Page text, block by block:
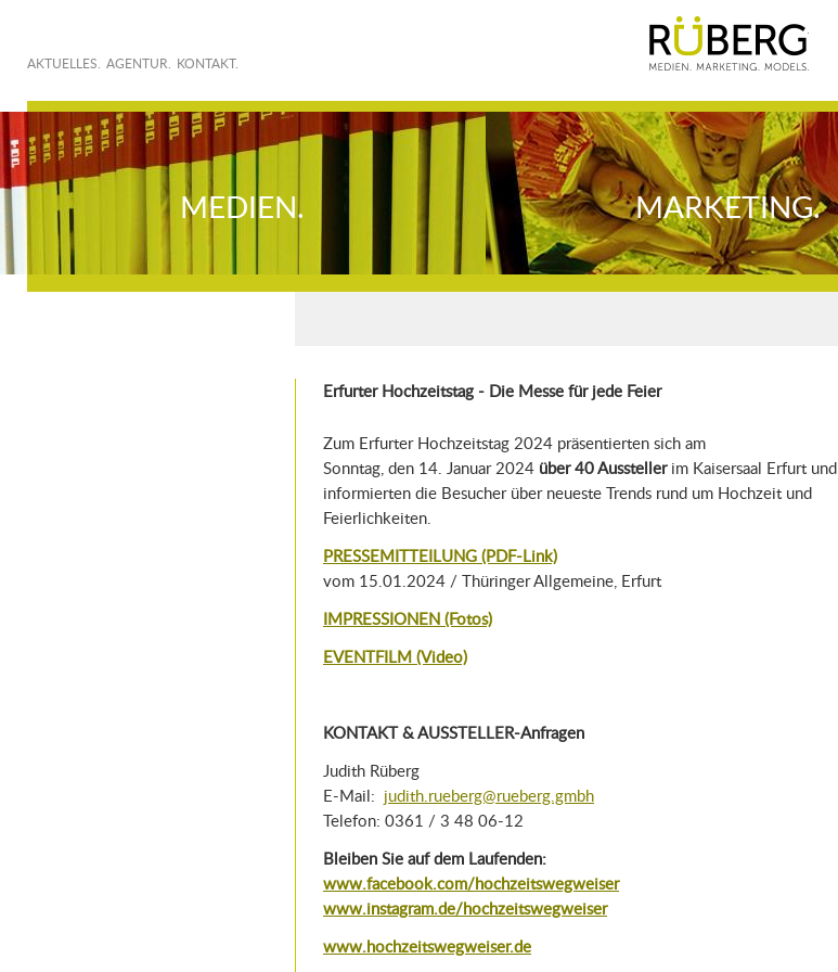
AKTUELLES. AGENTUR. KONTAKT.
MEDIEN. MARKETING.
Erfurter Hochzeitstag - Die Messe für jede Feier
Zum Erfurter Hochzeitstag 2024 präsentierten sich am
Sonntag, den 14. Januar 2024 über40 Aussteller im Kaisersaal Erfurt und
informierten die Besucher über neueste Trends rund um Hochzeit und
Feierlichkeiten.
PRESSEMITTEILUNG (PDF-Link)
vom 15.01.2024 / Thüringer Allgemeine, Erfurt
IMPRESSIONEN (Fotos)
EVENTFILM (Video)
KONTAKT & AUSSTELLER-Anfragen
Judith Rüberg
E-Mail: judith.rueberg@rueberg.gmbh
Telefon: 0361 / 3 48 06-12
Bleiben Sie auf dem Laufenden:
www.facebook.com/­hochzeitswegweiser
www.instagram.de/hochzeitswegweiser
www.hochzeitswegweiser.de